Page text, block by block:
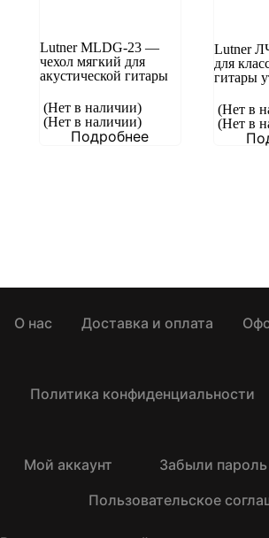
Lutner MLDG-23 —
чехол мягкий для
акустической гитары
(Нет в наличии)
(Нет в наличии)
Подробнее
Lutner
для
гитары
(Нет в
(Нет в
О нас Доставка и оплата
Политика конфиденциальности
Мой аккаунт Забыли пароль
Пользовательское